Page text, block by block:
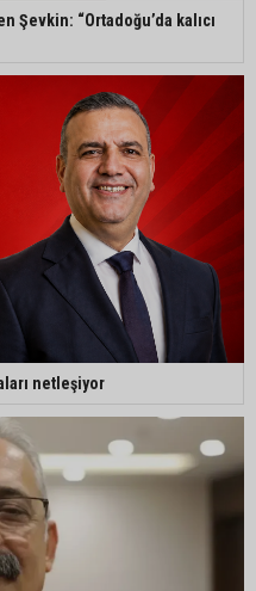
“Adana’da huzur ve güven
da güçlendirmek için çalışıyoruz”
Oya Tekin kararı: Tutukluluk halinin
Şevkin: “Ortadoğu’da kalıcı
netleşiyor